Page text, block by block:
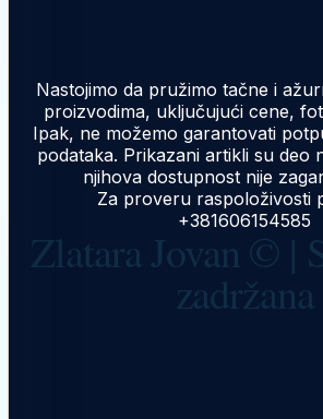
Nastojimo da pružimo tačne i
proizvodima, uključujući cene,
Ipak, ne možemo garantovati
podataka. Prikazani artikli su deo
njihova dostupnost nije
Za proveru raspoloživosti
+381606154585
Zlatara Jovan © |
zadržana